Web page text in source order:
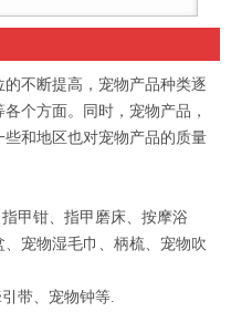
的不断提高，宠物产品种类逐
个方面。同时，宠物产品，
和地区也对宠物产品的质量
甲钳、指甲磨床、按摩浴
宠物湿毛巾、柄梳、宠物吹
带、宠物钟等.